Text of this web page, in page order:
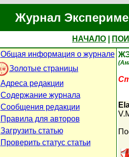
Журнал
НАЧАЛО
Общая информация о журнале
Золотые страницы
Адреса редакции
Содержание журнала
Сообщения редакции
Правила для авторов
Загрузить статью
Проверить статус статьи